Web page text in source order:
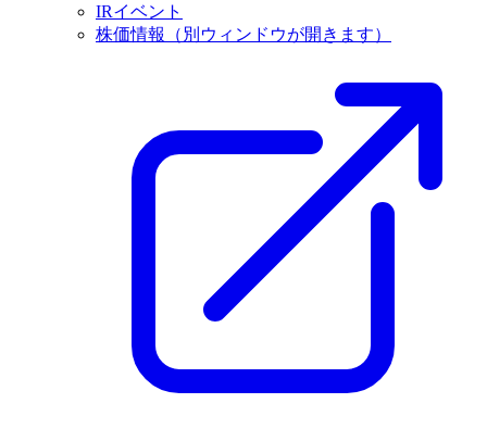
IRイベント
株価情報
（別ウィンドウが開きます）